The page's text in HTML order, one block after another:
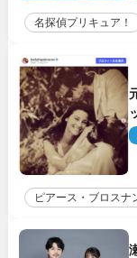
名探偵プリキュア！
ピアース・ブロスナ